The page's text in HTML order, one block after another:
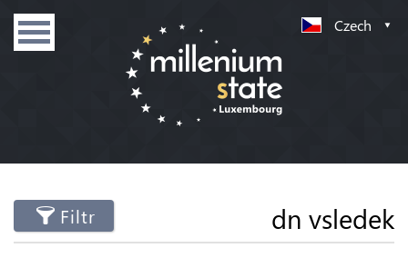
Czech
Filtr dn vsledek